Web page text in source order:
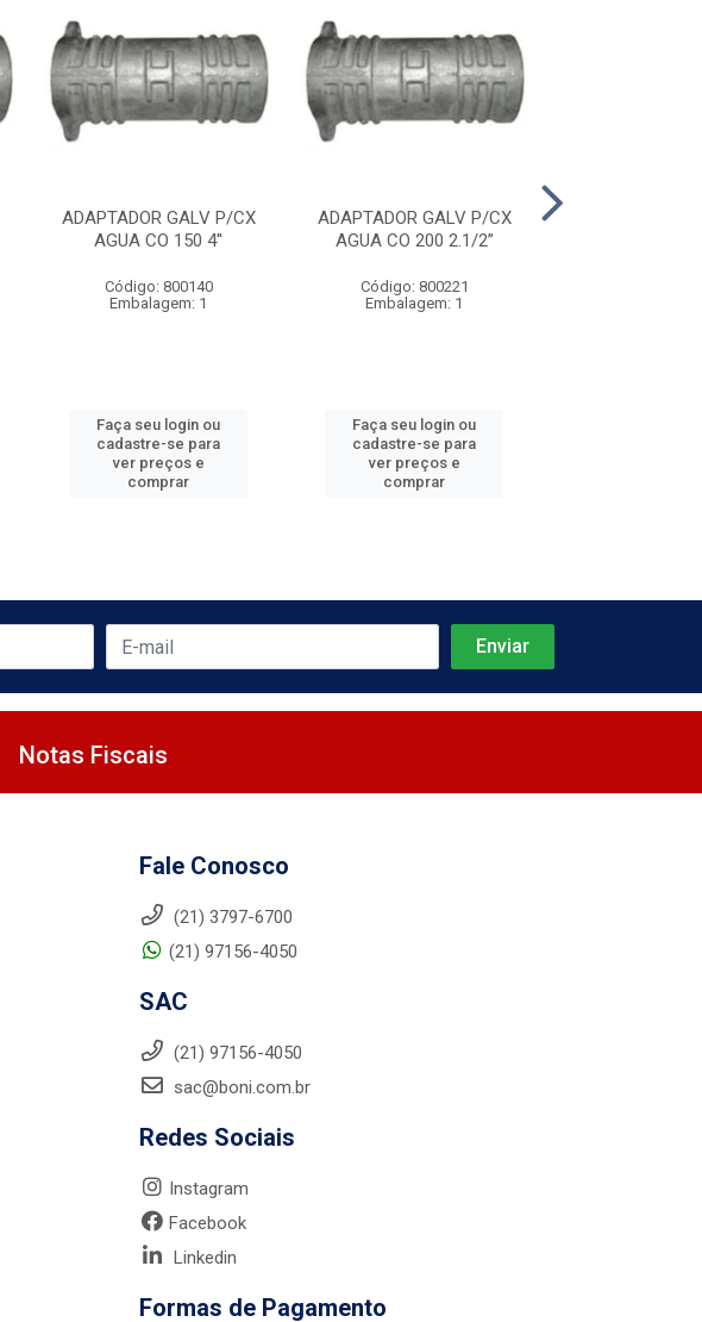
ADAPTADOR GALV P/CX
AGUA CO 150 4''
Código: 800140
Embalagem: 1
Faça seu login ou
cadastre-se para
ver preços e
comprar
ADAPTADOR GALV P/CX
AGUA CO 200 2.1/2”
Código: 800221
Embalagem: 1
Faça seu login ou
cadastre-se para
ver preços e
comprar
Notas Fiscais
Fale Conosco
(21) 3797-6700
(21) 97156-4050
SAC
(21) 97156-4050
sac@boni.com.br
Redes Sociais
Instagram
Facebook
Linkedin
Formas de Pagamento